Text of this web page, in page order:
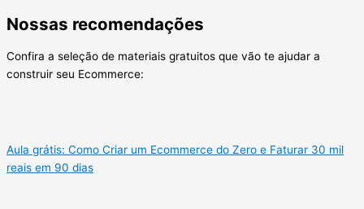
Nossas recomendações
Confira a seleção de materiais gratuitos que vão te ajudar a
construir seu Ecommerce:
Aula grátis: Como Criar um Ecommerce do Zero e Faturar 30 mil
reais em 90 dias